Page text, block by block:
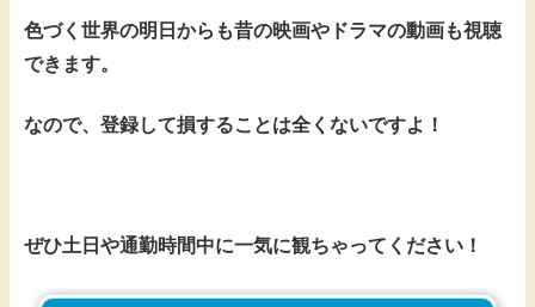
色づく世界の明日からも昔の映画やドラマの動画も視聴
できます。
なので、登録して損することは全くないですよ！
ぜひ土日や通勤時間中に一気に観ちゃってください！